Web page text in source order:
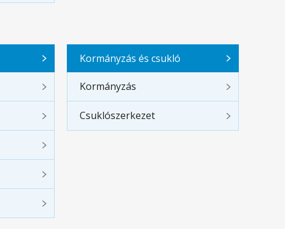
Kormányzás és csukló
Kormányzás
Csuklószerkezet